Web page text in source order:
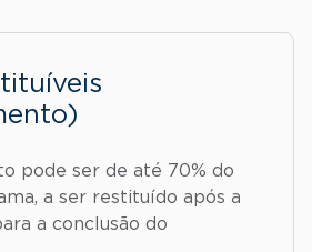
pode ser de até 70% do
a ser restituído após a
a conclusão do